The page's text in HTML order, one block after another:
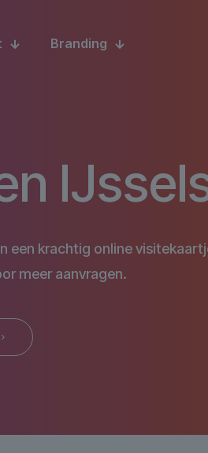
Branding
een krachtig online
meer aanvragen.